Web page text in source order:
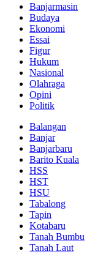
Banjarmasin
Budaya
Ekonomi
Essai
Figur
Hukum
Nasional
Olahraga
Opini
Politik
Balangan
Banjar
Banjarbaru
Barito Kuala
HSS
HST
HSU
Tabalong
Tapin
Kotabaru
Tanah Bumbu
Tanah Laut